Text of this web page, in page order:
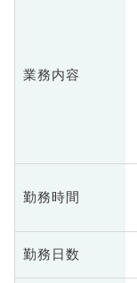
業務内容
勤務時間
勤務日数